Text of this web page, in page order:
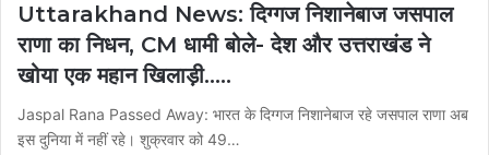
Uttarakhand News: दिग्गज निशानेबाज जसपाल
राणा का निधन, CM धामी बोले- देश और उत्तराखंड ने
खोया एक महान खिलाड़ी…..
Jaspal Rana Passed Away: भारत के दिग्गज निशानेबाज रहे जसपाल राणा अब
इस दुनिया में नहीं रहे। शुक्रवार को 49…